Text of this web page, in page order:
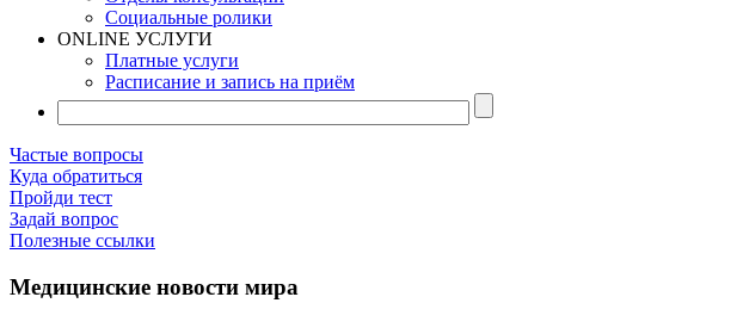
Социальные ролики
ONLINE УСЛУГИ
Платные услуги
Расписание и запись на приём
Частые вопросы
Куда обратиться
Пройди тест
Задай вопрос
Полезные ссылки
Медицинские новости мира